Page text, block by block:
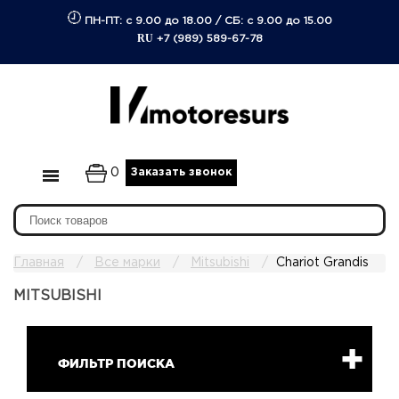
ПН-ПТ: с 9.00 до 18.00/ СБ: с 9.00 до 15.00
RU +7 (989) 589-67-78
0 Заказать звонок
Главная Все марки Mitsubishi Chariot Grandis
MITSUBISHI
ФИЛЬТР ПОИСКА